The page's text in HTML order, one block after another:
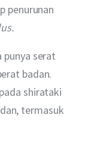
penurunan
punya serat
badan.
shirataki
termasuk